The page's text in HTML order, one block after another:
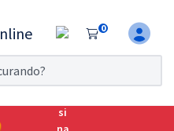
0
7 dias!